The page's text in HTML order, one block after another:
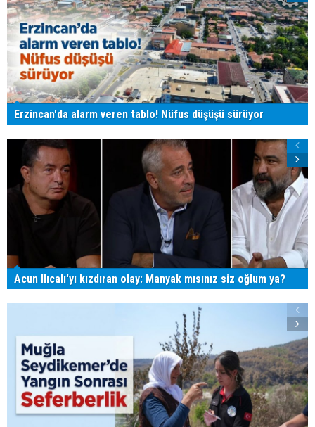
Erzincan'da alarm veren tablo! Nüfus düşüşü sürüyor
Acun Ilıcalı'yı kızdıran olay: Manyak mısınız siz oğlum ya?